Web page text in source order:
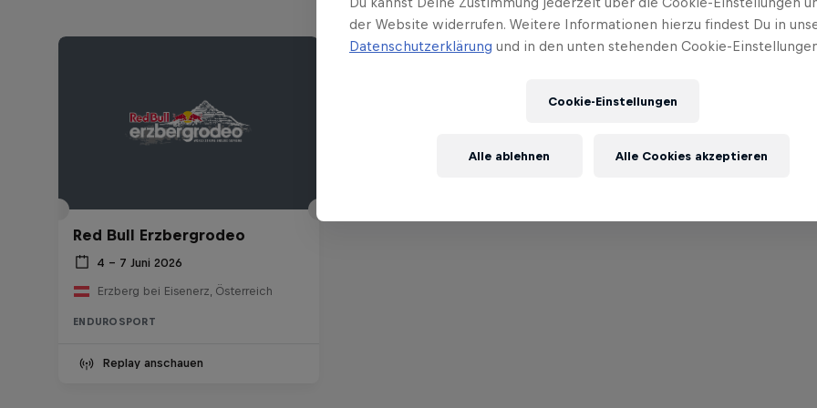
Red Bull Erzbergrodeo
4 – 7 Juni 2026
Erzberg bei Eisenerz, Österreich
ENDUROSPORT
Replay anschauen
der Website widerrufen. Weitere Informationen hierzu findest Du in
Datenschutzerklärung und in den unten stehenden Cookie-
Cookie-Einstellungen
Alle ablehnen Alle Cookies akzeptieren